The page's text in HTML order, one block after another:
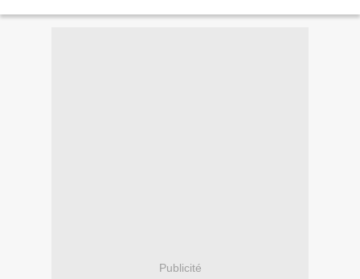
Publicité